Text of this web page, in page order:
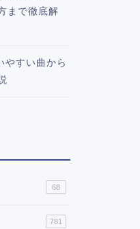
まで徹底解
やすい曲から
68
781